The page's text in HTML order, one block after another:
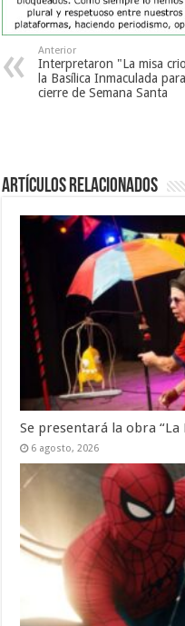
Anterior
Interpretaron "La misa
la Basílica Inmaculada
cierre de Semana Santa
Artículos Relacionados
Se presentará la obra “La
6 agosto, 2026